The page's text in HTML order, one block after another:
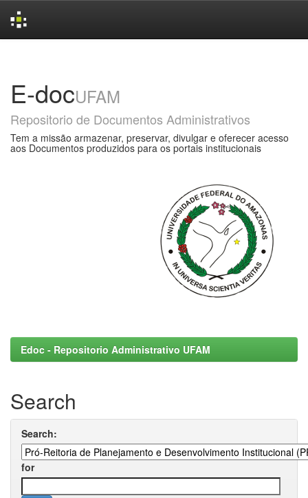
E-docUFAM
Repositorio de Documentos Administrativos
Tem a missão armazenar, preservar, divulgar e oferecer acesso
aos Documentos produzidos para os portais institucionais
Edoc - Repositorio Administrativo UFAM
Search
Search:
for